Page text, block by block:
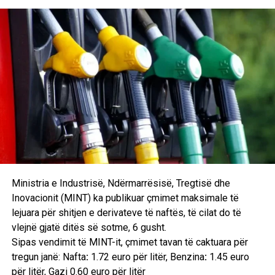
kërkesën e prindërve nga Plava që të hapet klasa e parë
fillore në gjuhën shqipe që është kërkuar qe dy vjet me
radhë, por të cilën Ministria e arsimit nuk e ka lejuar; për
shkollimin e lartë të nxënësve shqiptarë, për qeverisjen
lokale, shërbimin e inspekcionit, heqjen e vizave dalëse
për Shqipëri, hapjen e pikës kufitare etj.
6 gusht 1994
Sarajevës
Mbrëmë në orën 18,35, avionët e NATO-s me kërkesën e
UNPROFOR-it, bombarduan pozicionet e izioluara
tokësore të serbëve të Bosnjës të vendosura në malin
Igman, që shtrihet në zonën e ndaluar prej 20 km, në
rrethinë të Sarajevës, njoftojnë burimet zyrtare diplomatike
Ministria e Industrisë, Ndërmarrësisë, Tregtisë dhe
Inovacionit (MINT) ka publikuar çmimet maksimale të
lejuara për shitjen e derivateve të naftës, të cilat do të
vlejnë gjatë ditës së sotme, 6 gusht.
Sipas vendimit të MINT-it, çmimet tavan të caktuara për
tregun janë: Nafta:1.72 euro për litër, Benzina:1.45 euro
për litër, Gazi 0.60 euro për litër